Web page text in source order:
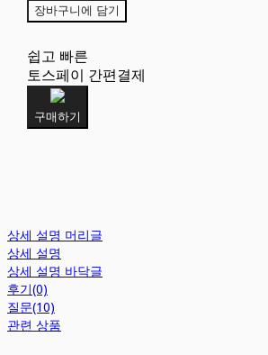
장바구니에 담기
쉽고 빠른
토스페이 간편결제
구매하기
상세 설명 머리글
상세 설명
상세 설명 바닥글
후기(0)
질문(10)
관련 상품